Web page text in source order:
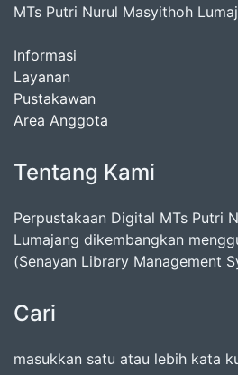
MTs Putri Nurul Masyithoh
Informasi
Layanan
Pustakawan
Area Anggota
Tentang Kami
Perpustakaan Digital MTs Putri
Lumajang dikembangkan
(Senayan Library Management
Cari
masukkan satu atau lebih kata